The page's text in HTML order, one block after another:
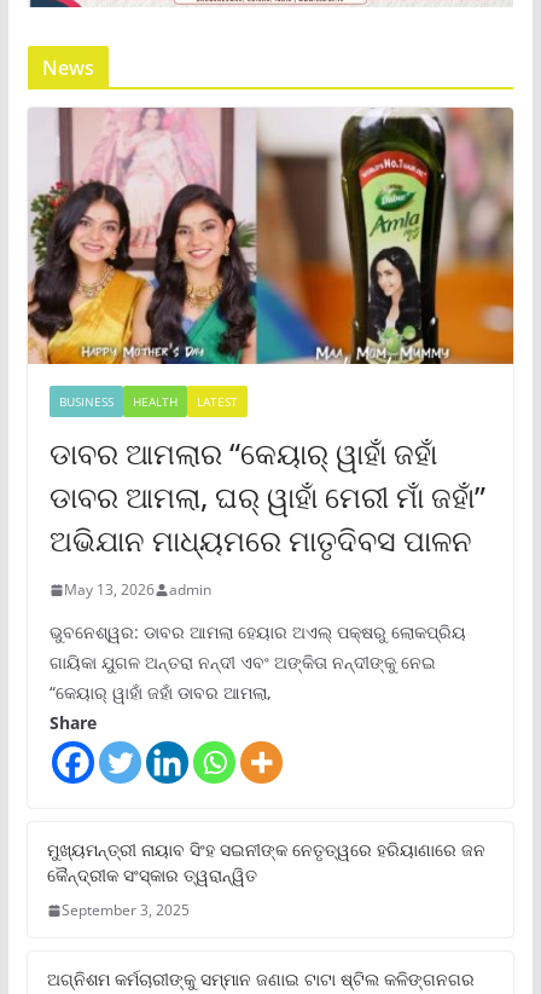
News
BUSINESS HEALTH LATEST
ଡାବର ଆମଲାର “କେୟାର୍ ୱାହାଁ ଜହାଁ
ଡାବର ଆମଲା, ଘର୍ ୱାହାଁ ମେରୀ ମାଁ ଜହାଁ”
ଅଭିଯାନ ମାଧ୍ୟମରେ ମାତୃଦିବସ ପାଳନ
May 13, 2026 admin
ଭୁବନେଶ୍ୱର: ଡାବର ଆମଲା ହେୟାର ଅଏଲ୍ ପକ୍ଷରୁ ଲୋକପ୍ରିୟ
ଗାୟିକା ଯୁଗଳ ଅନ୍ତରା ନନ୍ଦୀ ଏବଂ ଅଙ୍କିତା ନନ୍ଦୀଙ୍କୁ ନେଇ
“କେୟାର୍ ୱାହାଁ ଜହାଁ ଡାବର ଆମଲା,
Share
ମୁଖ୍ୟମନ୍ତ୍ରୀ ନାୟାବ ସିଂହ ସଇନୀଙ୍କ ନେତୃତ୍ୱରେ ହରିୟାଣାରେ ଜନ
କୈନ୍ଦ୍ରୀକ ସଂସ୍କାର ତ୍ୱରାନ୍ୱିତ
September 3, 2025
ଅଗ୍ନିଶମ କର୍ମଚାରୀଙ୍କୁ ସମ୍ମାନ ଜଣାଇ ଟାଟା ଷ୍ଟିଲ କଳିଙ୍ଗନଗର